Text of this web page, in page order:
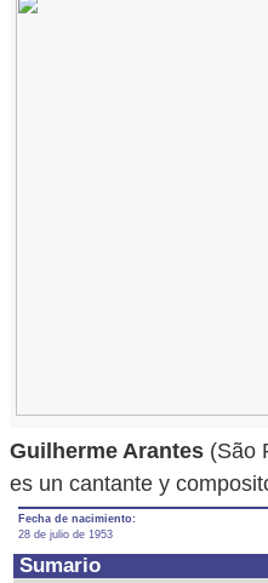
Guilherme Arantes (São
es un cantante y
Fecha de nacimiento:
28 de julio de 1953
Sumario